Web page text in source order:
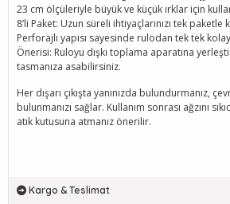
23 cm ölçüleriyle büyük ve küçük ırklar için
8’li Paket: Uzun süreli ihtiyaçlarınızı tek
Perforajlı yapısı sayesinde rulodan tek tek
Önerisi: Ruloyu dışkı toplama aparatına
tasmanıza asabilirsiniz.
Her dışarı çıkışta yanınızda bulundurmanız,
bulunmanızı sağlar. Kullanım sonrası ağzını
atık kutusuna atmanız önerilir.
Kargo & Teslimat